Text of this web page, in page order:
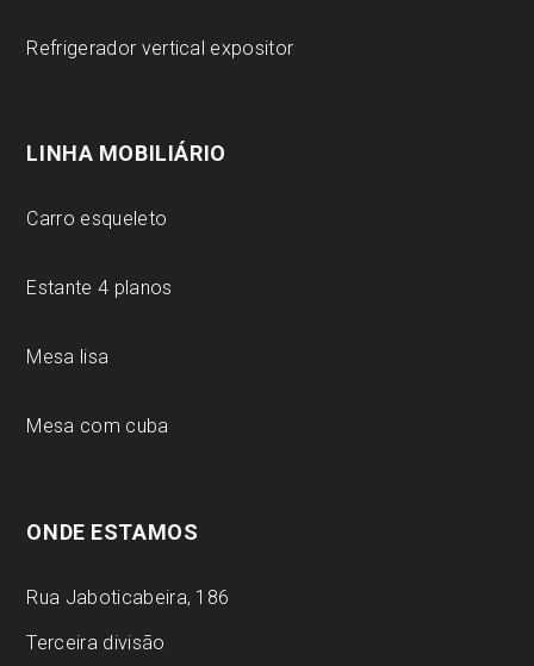
Refrigerador vertical expositor
LINHA MOBILIÁRIO
Carro esqueleto
Estante 4 planos
Mesa lisa
Mesa com cuba
ONDE ESTAMOS
Rua Jaboticabeira, 186
Terceira divisão